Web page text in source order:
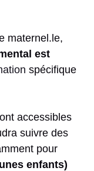
maternel.le,
est
spécifique
accessibles
suivre des
pour
enfants)